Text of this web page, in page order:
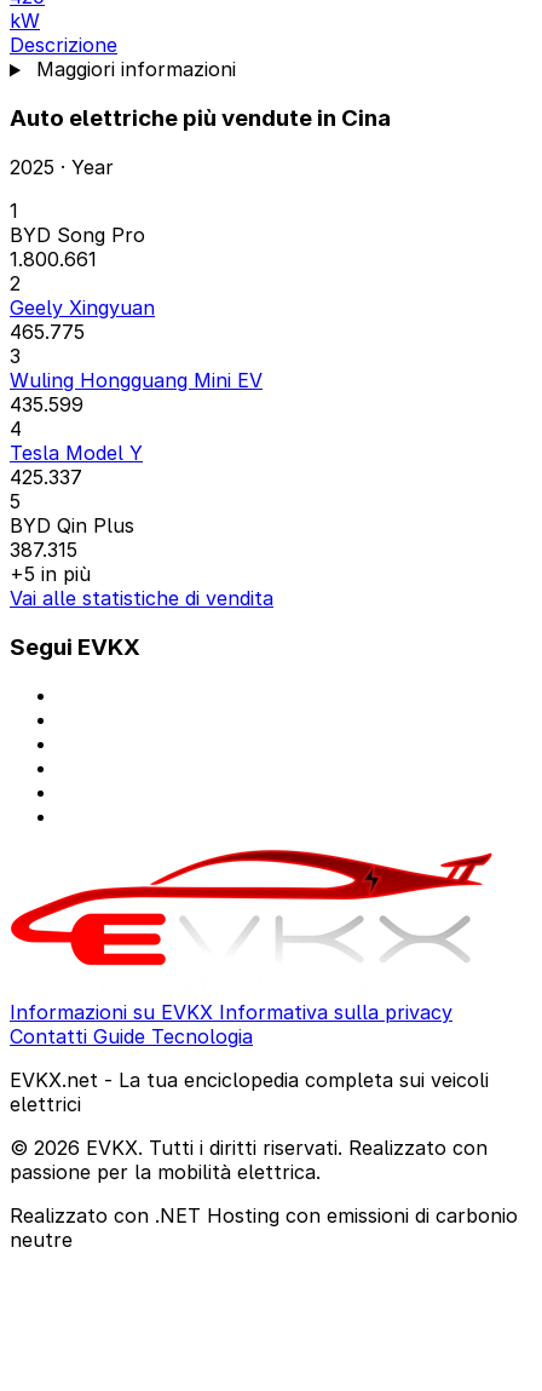
kW
Descrizione
Maggiori informazioni
Auto elettriche più vendute in Cina
2025 · Year
1
BYD Song Pro
1.800.661
2
Geely Xingyuan
465.775
3
Wuling Hongguang Mini EV
435.599
4
Tesla Model Y
425.337
5
BYD Qin Plus
387.315
+5 in più
Vai alle statistiche di vendita
Segui EVKX
Informazioni su EVKX Informativa sulla privacy
Contatti Guide Tecnologia
EVKX.net - La tua enciclopedia completa sui veicoli
elettrici
© 2026 EVKX. Tutti i diritti riservati. Realizzato con
passione per la mobilità elettrica.
Realizzato con .NET Hosting con emissioni di carbonio
neutre